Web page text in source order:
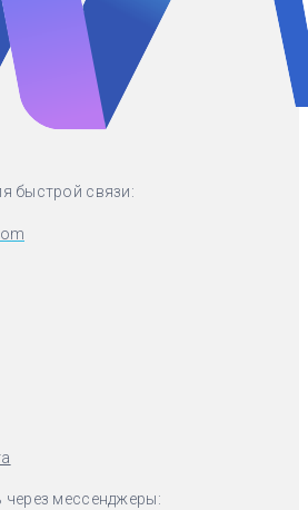
быстрой связи:
через мессенджеры: